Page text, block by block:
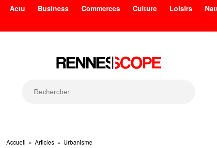
Actu Business Commerces Culture Loisirs
Accueil »Articles » Urbanisme